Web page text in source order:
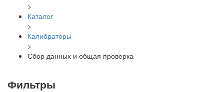
>
Каталог
>
Калибраторы
>
Сбор данных и общая проверка
Фильтры